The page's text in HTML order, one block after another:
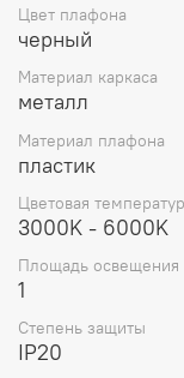
Цвет плафона
черный
Материал каркаса
металл
Материал плафона
пластик
Цветовая
3000K - 6000K
Площадь освещения
1
Степень защиты
IP20